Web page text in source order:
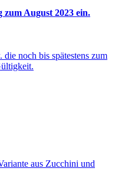
zum August 2023 ein.
noch bis spätestens zum
aus Zucchini und